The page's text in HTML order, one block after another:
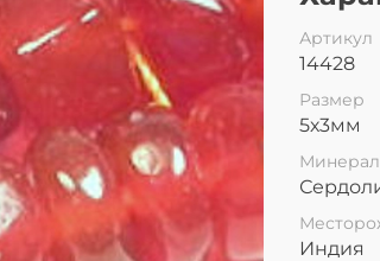
Артикул
14428
Размер
5х3мм
Минерал
Индия